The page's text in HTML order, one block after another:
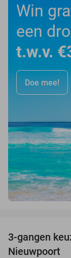
Win
een
t.w.v.
Doe mee!
3-gangen
Nieuwpoort